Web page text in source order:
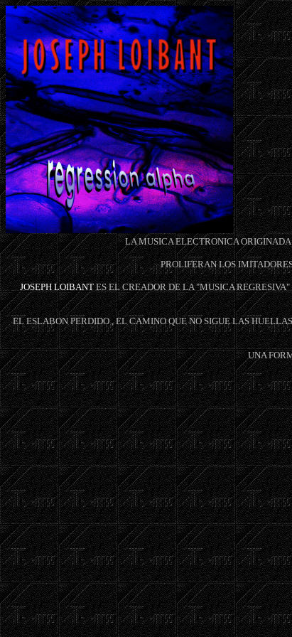
LA MUSICA ELECTRONICA
PROLIFERAN LOS
JOSEPH LOIBANTES EL CREADOR DE LA "MUSICA
EL ESLABON PERDIDO , EL CAMINO QUE NO SIGUE LAS
UNA